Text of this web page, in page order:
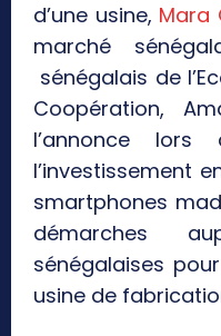
d’une usine, Mara
marché
sénégalais de
Coopération,
l’annonce
l’investissement
smartphones
démarches
sénégalaises
usine de